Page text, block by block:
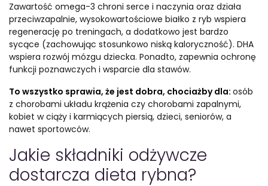
Zawartość omega-3 chroni serce i naczynia oraz działa
przeciwzapalnie, wysokowartościowe białko z ryb wspiera
regenerację po treningach, a dodatkowo jest bardzo
sycące (zachowując stosunkowo niską kaloryczność). DHA
wspiera rozwój mózgu dziecka. Ponadto, zapewnia ochronę
funkcji poznawczych i wsparcie dla stawów.
To wszystko sprawia, że jest dobra, chociażby dla: osób
z chorobami układu krążenia czy chorobami zapalnymi,
kobiet w ciąży i karmiących piersią, dzieci, seniorów, a
nawet sportowców.
Jakie składniki odżywcze
dostarcza dieta rybna?